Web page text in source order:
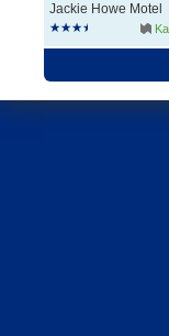
Jackie Howe Motel